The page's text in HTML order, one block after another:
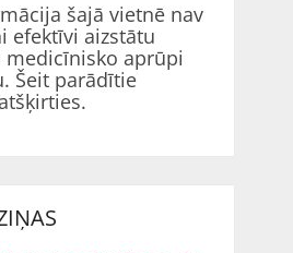
šajā vietnē nav
efektīvi aizstātu
aprūpi
Šeit parādītie